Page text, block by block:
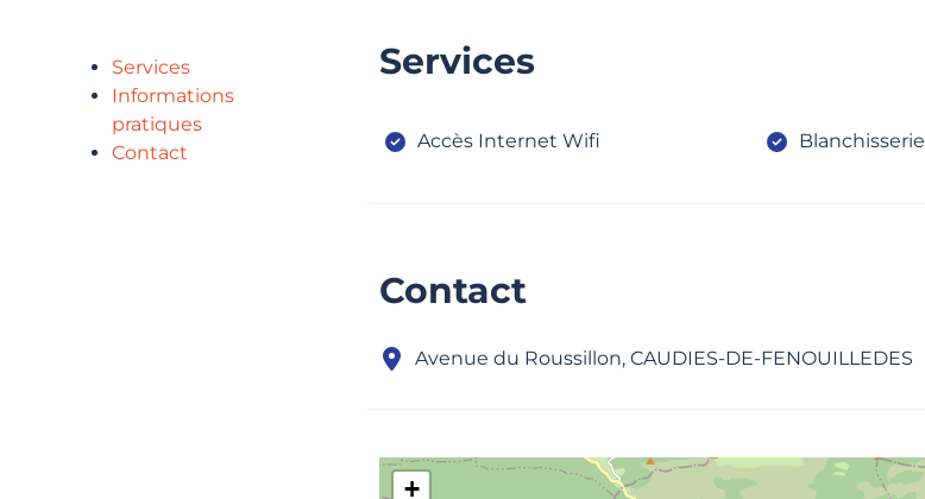
Services
Informations
pratiques
Contact
Services
Accès Internet Wifi Blanchisserie
Contact
Avenue du Roussillon, CAUDIES-DE-FENOUILLEDES
+